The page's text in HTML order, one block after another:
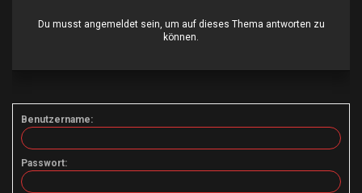
Du musst angemeldet sein, um auf dieses Thema antworten zu
können.
Benutzername:
Passwort: